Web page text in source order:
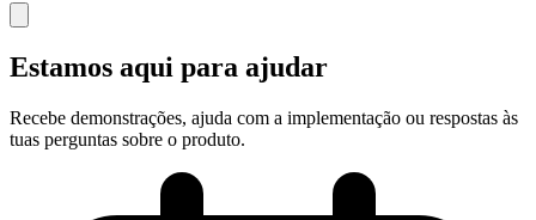
Estamos aqui para ajudar
Recebe demonstrações, ajuda com a implementação ou respostas às
tuas perguntas sobre o produto.